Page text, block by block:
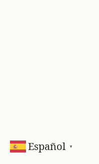
Español ▼